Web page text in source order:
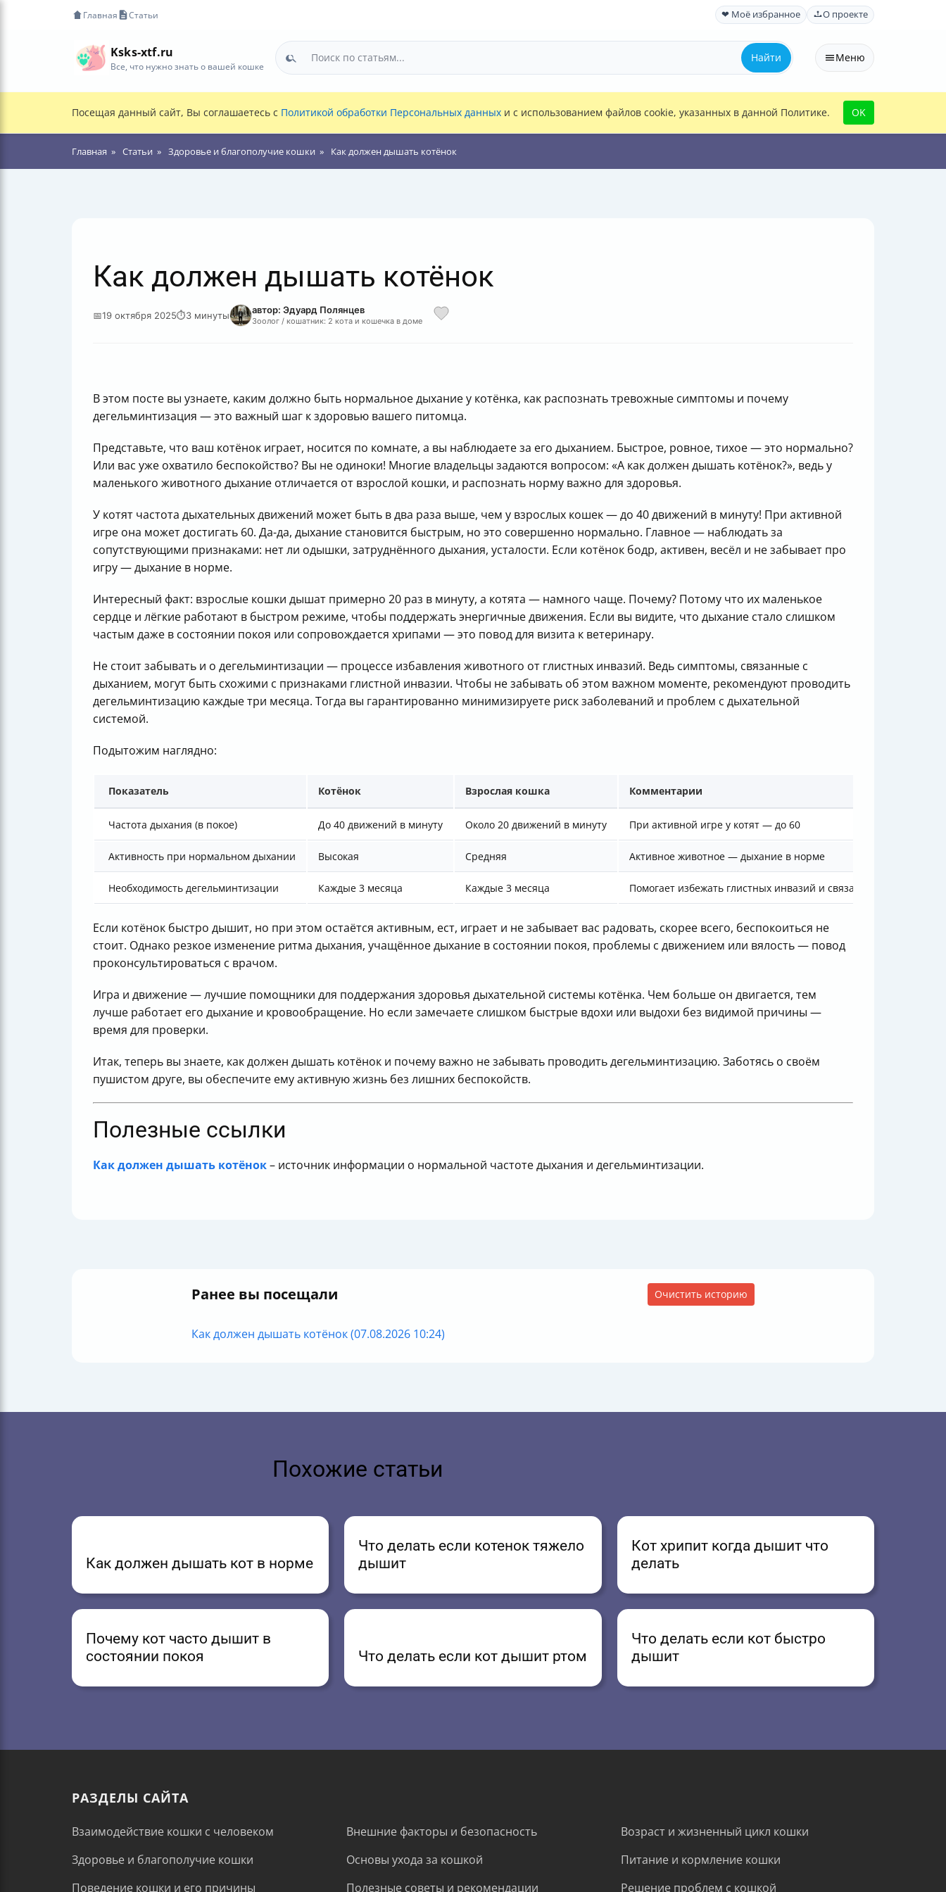
Главная Статьи ❤ Моё избранное О проекте
Ksks-xtf.ru
Все, что нужно знать о вашей кошке
Найти Меню
Посещая данный сайт, Вы соглашаетесь с Политикой обработки Персональных данных и с использованием файлов cookie, указанных в данной Политике. OK
Главная Статьи Здоровье и благополучие кошки Как должен дышать котёнок
Как должен дышать котёнок
📅19 октября 2025⏱3 минуты автор: Эдуард Полянцев
Зоолог / кошатник: 2 кота и кошечка в доме
В этом посте вы узнаете, каким должно быть нормальное дыхание у котёнка, как распознать тревожные симптомы и почему
дегельминтизация — это важный шаг к здоровью вашего питомца.
Представьте, что ваш котёнок играет, носится по комнате, а вы наблюдаете за его дыханием. Быстрое, ровное, тихое — это нормально?
Или вас уже охватило беспокойство? Вы не одиноки! Многие владельцы задаются вопросом: «А как должен дышать котёнок?», ведь у
маленького животного дыхание отличается от взрослой кошки, и распознать норму важно для здоровья.
У котят частота дыхательных движений может быть в два раза выше, чем у взрослых кошек — до 40 движений в минуту! При активной
игре она может достигать 60. Да-да, дыхание становится быстрым, но это совершенно нормально. Главное — наблюдать за
сопутствующими признаками: нет ли одышки, затруднённого дыхания, усталости. Если котёнок бодр, активен, весёл и не забывает про
игру — дыхание в норме.
Интересный факт: взрослые кошки дышат примерно 20 раз в минуту, а котята — намного чаще. Почему? Потому что их маленькое
сердце и лёгкие работают в быстром режиме, чтобы поддержать энергичные движения. Если вы видите, что дыхание стало слишком
частым даже в состоянии покоя или сопровождается хрипами — это повод для визита к ветеринару.
Не стоит забывать и о дегельминтизации — процессе избавления животного от глистных инвазий. Ведь симптомы, связанные с
дыханием, могут быть схожими с признаками глистной инвазии. Чтобы не забывать об этом важном моменте, рекомендуют проводить
дегельминтизацию каждые три месяца. Тогда вы гарантированно минимизируете риск заболеваний и проблем с дыхательной
системой.
Подытожим наглядно:
Показатель Котёнок Взрослая кошка Комментарии
Частота дыхания (в покое) До 40 движений в минуту Около 20 движений в минуту При активной игре у котят — до 60
Активность при нормальном дыхании Высокая Средняя Активное животное — дыхание в норме
Необходимость дегельминтизации Каждые 3 месяца Каждые 3 месяца Помогает избежать глистных инвазий и связанных с ними
Если котёнок быстро дышит, но при этом остаётся активным, ест, играет и не забывает вас радовать, скорее всего, беспокоиться не
стоит. Однако резкое изменение ритма дыхания, учащённое дыхание в состоянии покоя, проблемы с движением или вялость — повод
проконсультироваться с врачом.
Игра и движение — лучшие помощники для поддержания здоровья дыхательной системы котёнка. Чем больше он двигается, тем
лучше работает его дыхание и кровообращение. Но если замечаете слишком быстрые вдохи или выдохи без видимой причины —
время для проверки.
Итак, теперь вы знаете, как должен дышать котёнок и почему важно не забывать проводить дегельминтизацию. Заботясь о своём
пушистом друге, вы обеспечите ему активную жизнь без лишних беспокойств.
Полезные ссылки
Как должен дышать котёнок– источник информации о нормальной частоте дыхания и дегельминтизации.
Ранее вы посещали Очистить историю
Как должен дышать котёнок (07.08.2026 10:24)
Похожие статьи
Как должен дышать кот в норме
Что делать если котенок тяжело
дышит
Кот хрипит когда дышит что
делать
Почему кот часто дышит в
состоянии покоя
Что делать если кот дышит ртом
Что делать если кот быстро
дышит
РАЗДЕЛЫ САЙТА
Взаимодействие кошки с человеком Внешние факторы и безопасность
Возраст и жизненный цикл кошки
Здоровье и благополучие кошки
Основы ухода за кошкой
Питание и кормление кошки
Поведение кошки и его причины
Полезные советы и рекомендации Решение проблем с кошкой